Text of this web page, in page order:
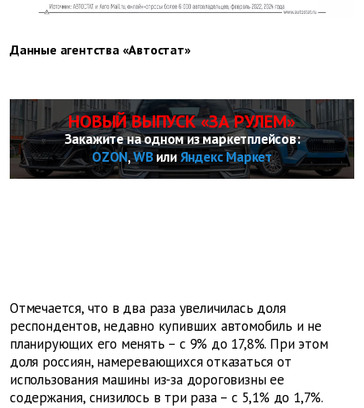
Данные агентства «Автостат»
НОВЫЙ ВЫПУСК «ЗА РУЛЕМ»
Закажите на одном из маркетплейсов:
OZON,WBилиЯндекс Маркет
Отмечается, что в два раза увеличилась доля
респондентов, недавно купивших автомобиль и не
планирующих его менять – с 9% до 17,8%. При этом
доля россиян, намеревающихся отказаться от
использования машины из-за дороговизны ее
содержания, снизилось в три раза – с 5,1% до 1,7%.